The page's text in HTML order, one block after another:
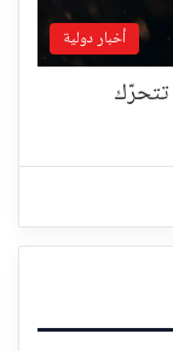
أخبار دولية